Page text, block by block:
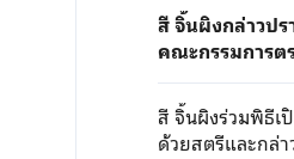
สี จิ้นผิงกล่าวป
คณะกรรมการต
สี จิ้นผิงร่วมพิธีเ
ด้วยสตรีและกล่